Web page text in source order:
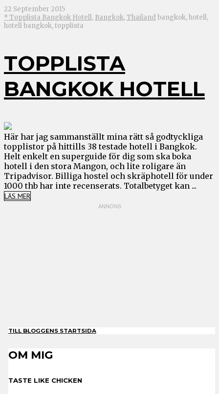
22 September 2015
* Topplista Bangkok Hotell, Bangkok,Thailand bangkok, hotell,
hotell bangkok, topplista
TOPPLISTA
BANGKOK HOTELL
Här har jag sammanställt mina rätt så godtyckliga
topplistor på hittills 38 testade hotell i Bangkok.
Helt enkelt en superguide för dig som ska boka
hotell i den stora Mangon, och lite roligare än
Tripadvisor. Billiga hostel och skräphotell för under
1000 thb har inte recenserats. Totalbetyget kan ...
LÄS MER
TILL BLOGGENS STARTSIDA
OM MIG
TASTE LIKE CHICKEN